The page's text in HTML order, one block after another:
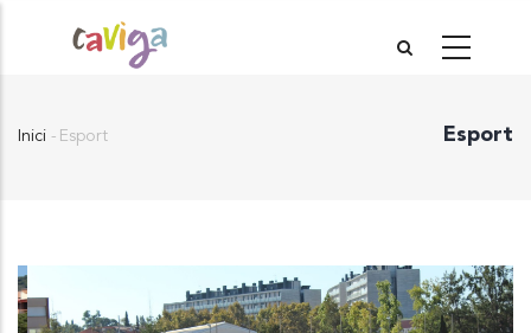
Esport
Inici - Esport